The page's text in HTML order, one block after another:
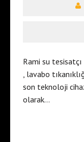
Rami su
, lavabo
son teknoloji
olarak…